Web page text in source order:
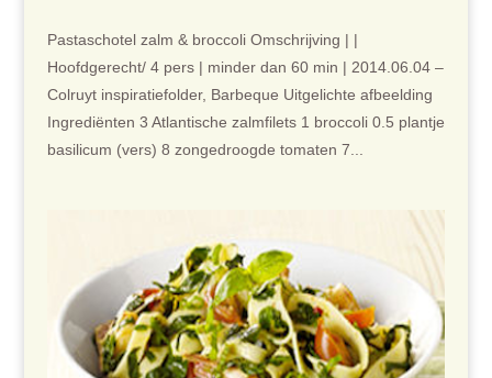
Pastaschotel zalm & broccoli Omschrijving | |
Hoofdgerecht/ 4 pers | minder dan 60 min | 2014.06.04 –
Colruyt inspiratiefolder, Barbeque Uitgelichte afbeelding
Ingrediënten 3 Atlantische zalmfilets 1 broccoli 0.5 plantje
basilicum (vers) 8 zongedroogde tomaten 7...